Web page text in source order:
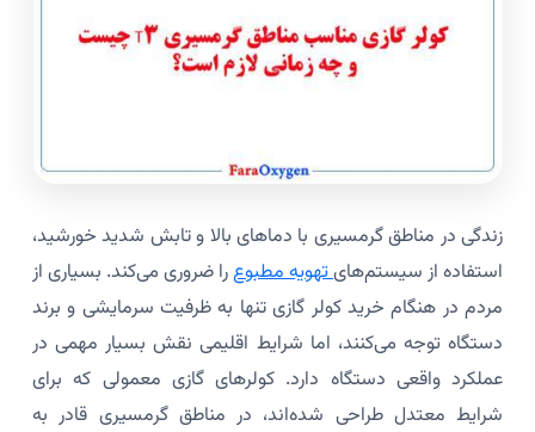
زندگی در مناطق گرمسیری با دماهای بالا و تابش شدید خورشید،
استفاده از سیستم‌هایتهویه مطبوعرا ضروری می‌کند. بسیاری از
مردم در هنگام خرید کولر گازی تنها به ظرفیت سرمایشی و برند
دستگاه توجه می‌کنند، اما شرایط اقلیمی نقش بسیار مهمی در
عملکرد واقعی دستگاه دارد. کولرهای گازی معمولی که برای
شرایط معتدل طراحی شده‌اند، در مناطق گرمسیری قادر به